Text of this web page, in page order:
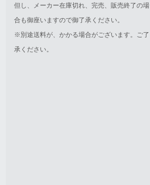
但し、メーカー在庫切れ、完売、販売終了の場
合も御座いますので御了承ください。
※別途送料が、かかる場合がございます。ご了
承ください。